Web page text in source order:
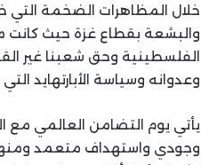
خلال المظاهرات الضخمة التي
والبشعة بقطاع غزة حيث
الفلسطينية وحق شعبنا غير
وعدوانه وسياسة الأبارتهايد
يأتي يوم التضامن العالمي
وجودي واستهداف متعمد